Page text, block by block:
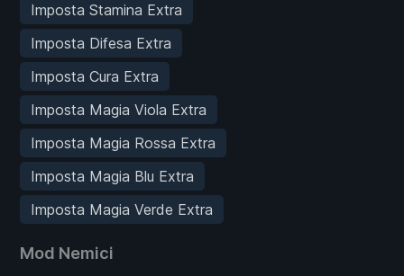
Imposta Stamina Extra
Imposta Difesa Extra
Imposta Cura Extra
Imposta Magia Viola Extra
Imposta Magia Rossa Extra
Imposta Magia Blu Extra
Imposta Magia Verde Extra
Mod Nemici